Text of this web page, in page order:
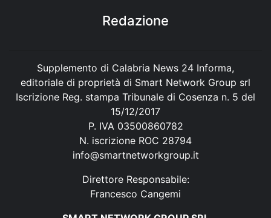
Redazione
Supplemento di Calabria News 24 Informa,
editoriale di proprietà di Smart Network Group srl
Iscrizione Reg. stampa Tribunale di Cosenza n. 5 del
15/12/2017
P. IVA 03500860782
N. iscrizione ROC 28794
info@smartnetworkgroup.it
Direttore Responsabile:
Francesco Cangemi